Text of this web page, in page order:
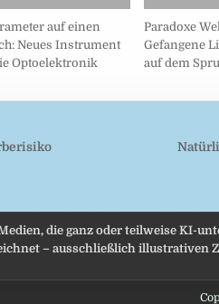
auf einen
Neues Instrument
Optoelektronik
Paradoxe
Gefangene
auf dem
die ganz oder teilweise KI-
– ausschließlich illustrativen